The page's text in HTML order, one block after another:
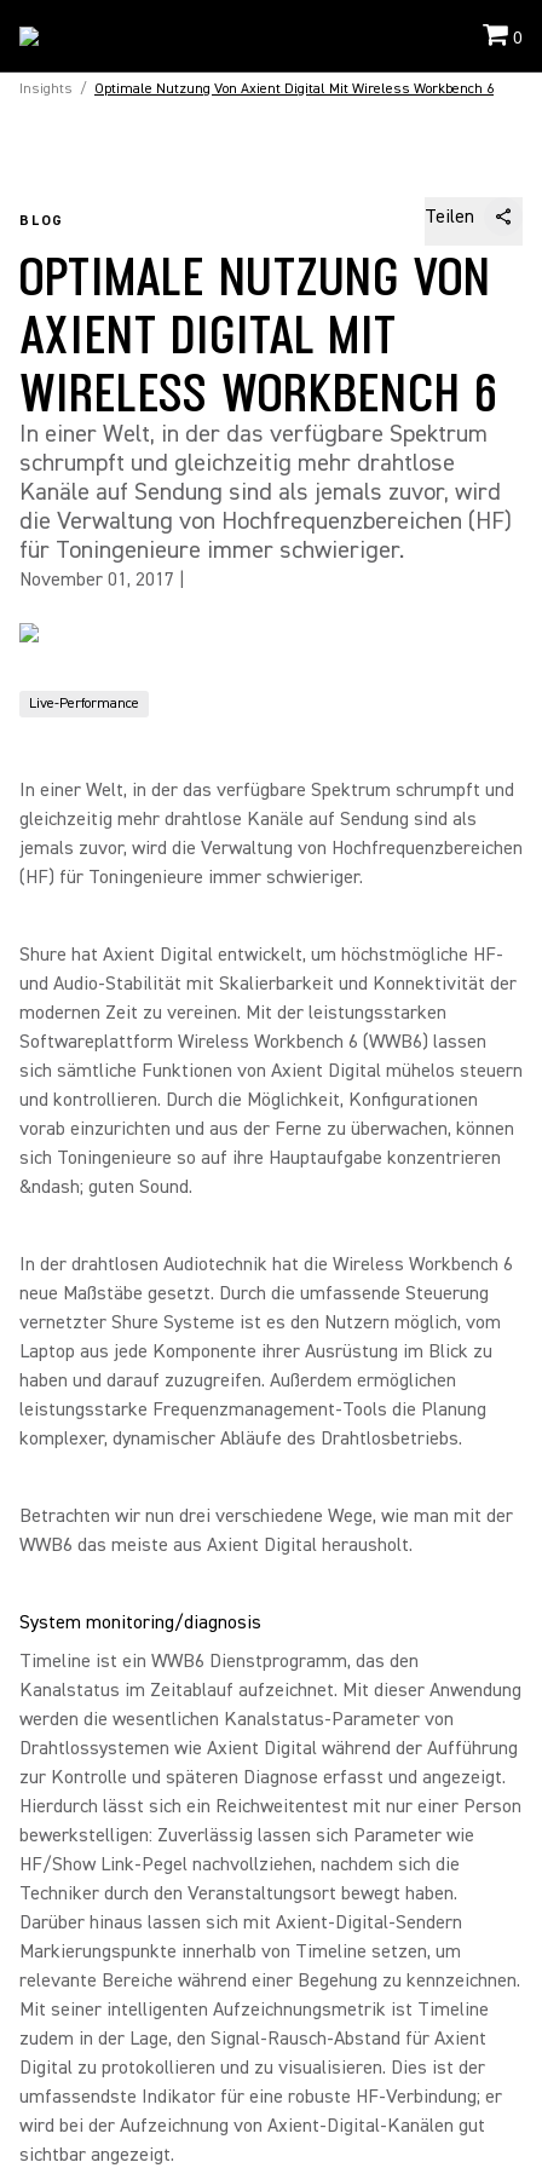
0
Insights / Optimale Nutzung Von Axient Digital Mit Wireless Workbench 6
BLOG Teilen
OPTIMALE NUTZUNG VON
AXIENT DIGITAL MIT
WIRELESS WORKBENCH 6
In einer Welt, in der das verfügbare Spektrum
schrumpft und gleichzeitig mehr drahtlose
Kanäle auf Sendung sind als jemals zuvor, wird
die Verwaltung von Hochfrequenzbereichen (HF)
für Toningenieure immer schwieriger.
November 01, 2017
Live-Performance
In einer Welt, in der das verfügbare Spektrum schrumpft und
gleichzeitig mehr drahtlose Kanäle auf Sendung sind als
jemals zuvor, wird die Verwaltung von Hochfrequenzbereichen
(HF) für Toningenieure immer schwieriger.
Shure hat Axient Digital entwickelt, um höchstmögliche HF-
und Audio-Stabilität mit Skalierbarkeit und Konnektivität der
modernen Zeit zu vereinen. Mit der leistungsstarken
Softwareplattform Wireless Workbench 6 (WWB6) lassen
sich sämtliche Funktionen von Axient Digital mühelos steuern
und kontrollieren. Durch die Möglichkeit, Konfigurationen
vorab einzurichten und aus der Ferne zu überwachen, können
sich Toningenieure so auf ihre Hauptaufgabe konzentrieren
&ndash; guten Sound.
In der drahtlosen Audiotechnik hat die Wireless Workbench 6
neue Maßstäbe gesetzt. Durch die umfassende Steuerung
vernetzter Shure Systeme ist es den Nutzern möglich, vom
Laptop aus jede Komponente ihrer Ausrüstung im Blick zu
haben und darauf zuzugreifen. Außerdem ermöglichen
leistungsstarke Frequenzmanagement-Tools die Planung
komplexer, dynamischer Abläufe des Drahtlosbetriebs.
Betrachten wir nun drei verschiedene Wege, wie man mit der
WWB6 das meiste aus Axient Digital herausholt.
System monitoring/diagnosis
Timeline ist ein WWB6 Dienstprogramm, das den
Kanalstatus im Zeitablauf aufzeichnet. Mit dieser Anwendung
werden die wesentlichen Kanalstatus-Parameter von
Drahtlossystemen wie Axient Digital während der Aufführung
zur Kontrolle und späteren Diagnose erfasst und angezeigt.
Hierdurch lässt sich ein Reichweitentest mit nur einer Person
bewerkstelligen: Zuverlässig lassen sich Parameter wie
HF/Show Link-Pegel nachvollziehen, nachdem sich die
Techniker durch den Veranstaltungsort bewegt haben.
Darüber hinaus lassen sich mit Axient-Digital-Sendern
Markierungspunkte innerhalb von Timeline setzen, um
relevante Bereiche während einer Begehung zu kennzeichnen.
Mit seiner intelligenten Aufzeichnungsmetrik ist Timeline
zudem in der Lage, den Signal-Rausch-Abstand für Axient
Digital zu protokollieren und zu visualisieren. Dies ist der
umfassendste Indikator für eine robuste HF-Verbindung; er
wird bei der Aufzeichnung von Axient-Digital-Kanälen gut
sichtbar angezeigt.